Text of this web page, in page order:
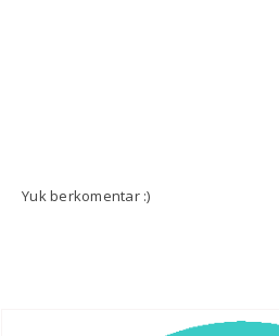
Yuk berkomentar :)